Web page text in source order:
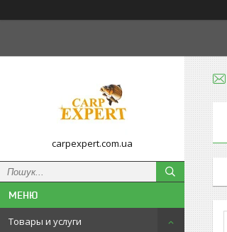
carpexpert.com.ua
Товары и услуги